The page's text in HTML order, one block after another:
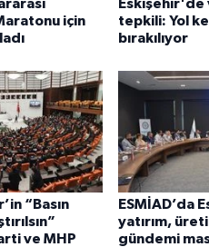
için
Eskişehir'de
tepkili: Yol
bırakılıyor
“Basın
ve MHP
ESMİAD’da
yatırım,
gündemi